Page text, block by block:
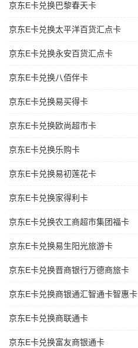
京东E卡兑换巴黎春天卡
京东E卡兑换太平洋百货汇点卡
京东E卡兑换永安百货汇点卡
京东E卡兑换八佰伴卡
京东E卡兑换易买得卡
京东E卡兑换欧尚超市卡
京东E卡兑换乐购卡
京东E卡兑换易初莲花卡
京东E卡兑换家得利卡
京东E卡兑换农工商超市集团福卡
京东E卡兑换易生阳光旅游卡
京东E卡兑换晋商银行万德商旅卡
京东E卡兑换商银通汇智通卡智惠卡
京东E卡兑换商联通卡
京东E卡兑换富友商银通卡